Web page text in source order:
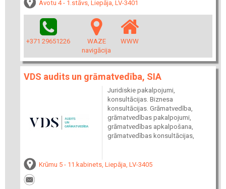
Avotu 4 - 1.stāvs, Liepāja, LV-3401
+371 29651226
WAZE
navigācija
WWW
VDS audits un grāmatvedība, SIA
Juridiskie pakalpojumi,
konsultācijas. Biznesa
konsultācijas. Grāmatvedība,
grāmatvedības pakalpojumi,
grāmatvedības apkalpošana,
grāmatvedības konsultācijas,
Krūmu 5 - 11.kabinets, Liepāja, LV-3405